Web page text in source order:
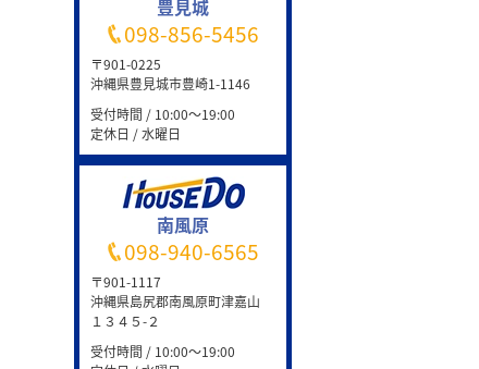
豊見城
098-856-5456
〒901-0225
沖縄県豊見城市豊崎1-1146
受付時間 / 10:00～19:00
定休日 / 水曜日
南風原
098-940-6565
〒901-1117
沖縄県島尻郡南風原町津嘉山
１３４５-２
受付時間 / 10:00～19:00